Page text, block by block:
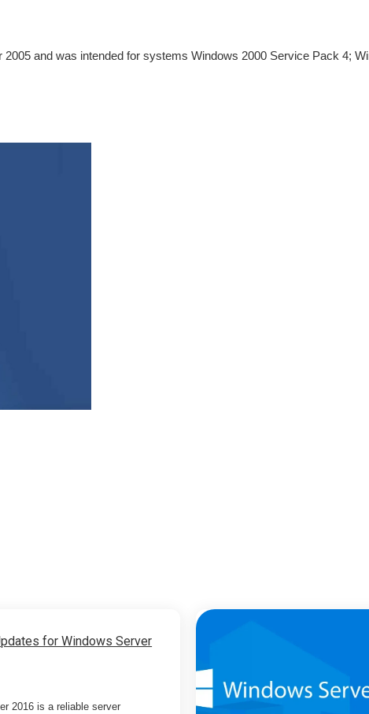
and was intended for systems Windows 2000 Service Pack 4;
for Windows Server
2016 is a reliable server